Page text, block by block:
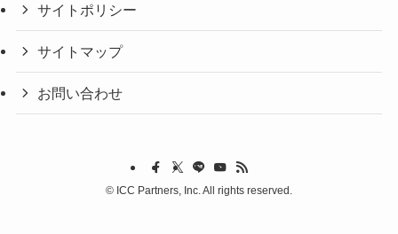
サイトポリシー
サイトマップ
お問い合わせ
© ICC Partners, Inc. All rights reserved.